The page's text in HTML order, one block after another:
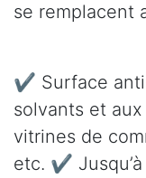
se remplacent
✔ Surface
solvants et
vitrines de
etc. ✔